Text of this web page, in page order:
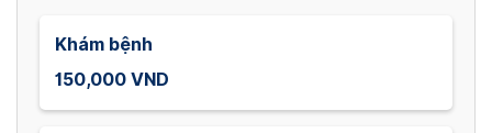
Khám bệnh
150,000 VND